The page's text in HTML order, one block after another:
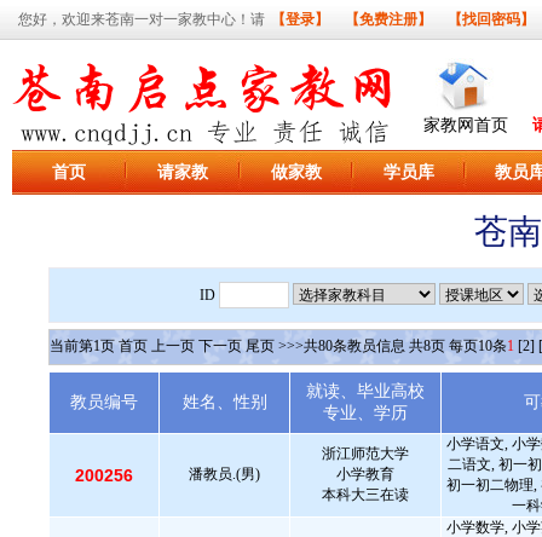
您好，欢迎来苍南一对一家教中心！请 【登录】 【免费注册】 【找回密码】
家教网首页
首页 请家教 做家教 学员库 教员
苍
ID
当前第1页 首页 上一页 下一页 尾页 >>>共80条教员信息 共8页 每页10条1 [2]
教员编号 姓名、性别
就读、毕业高校
专业、学历
200256 潘教员.(男)
浙江师范大学
小学教育
本科大三在读
小学语文, 小
二语文, 初一
初一初二物理,
一
小学数学, 小